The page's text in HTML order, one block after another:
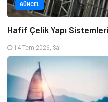
GÜNCEL
Hafif Çelik Yapı
14 Tem 2026, Sal